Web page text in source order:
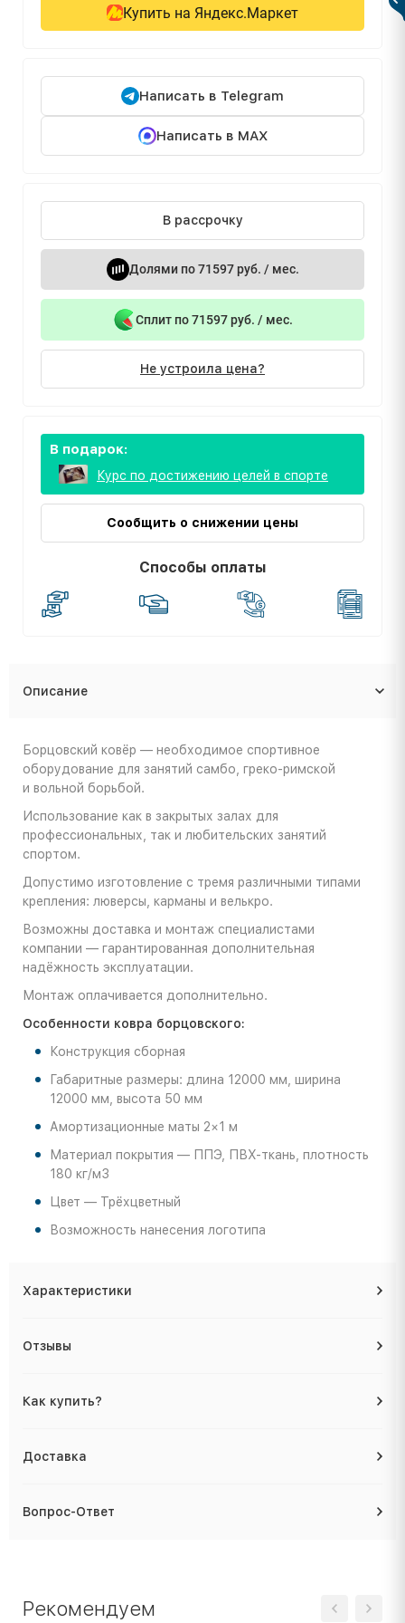
Купить на Яндекс.Маркет
Написать в Telegram
Написать в MAX
В рассрочку
Долями по 71597 руб. / мес.
Сплит по 71597 руб. / мес.
Не устроила цена?
В подарок:
Курс по достижению целей в спорте
Сообщить о снижении цены
Способы оплаты
Описание
Борцовский ковёр — необходимое спортивное
оборудование для занятий самбо, греко-римской
и вольной борьбой.
Использование как в закрытых залах для
профессиональных, так и любительских занятий
спортом.
Допустимо изготовление с тремя различными типами
крепления: люверсы, карманы и велькро.
Возможны доставка и монтаж специалистами
компании — гарантированная дополнительная
надёжность эксплуатации.
Монтаж оплачивается дополнительно.
Особенности ковра борцовского:
Конструкция сборная
Габаритные размеры: длина 12000 мм, ширина
12000 мм, высота 50 мм
Амортизационные маты 2×1 м
Материал покрытия — ППЭ, ПВХ-ткань, плотность
180 кг/м3
Цвет — Трёхцветный
Возможность нанесения логотипа
Характеристики
Отзывы
Как купить?
Доставка
Вопрос-Ответ
Рекомендуем